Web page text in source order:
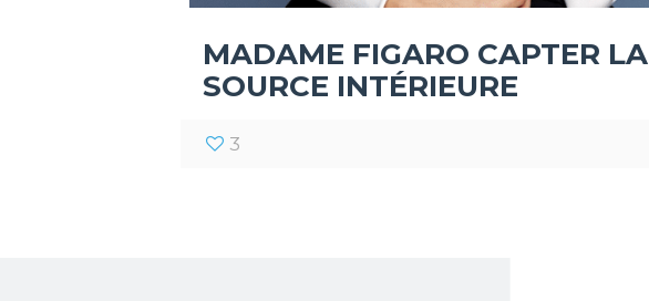
MADAME FIGARO CAPTER LA
SOURCE INTÉRIEURE
3